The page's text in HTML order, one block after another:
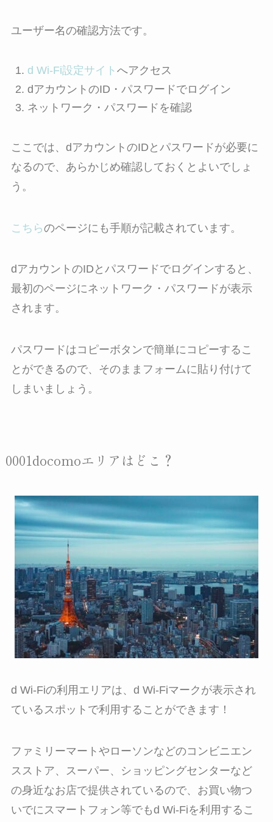
ユーザー名の確認方法です。
d Wi-Fi設定サイト へアクセス
dアカウントのID・パスワードでログイン
ネットワーク・パスワードを確認
ここでは、dアカウントのIDとパスワードが必要に
なるので、あらかじめ確認しておくとよいでしょ
う。
こちらのページにも手順が記載されています。
dアカウントのIDとパスワードでログインすると、
最初のページにネットワーク・パスワードが表示
されます。
パスワードはコピーボタンで簡単にコピーするこ
とができるので、そのままフォームに貼り付けて
しまいましょう。
0001docomoエリアはどこ？
d Wi-Fiの利用エリアは、d Wi-Fiマークが表示され
ているスポットで利用することができます！
ファミリーマートやローソンなどのコンビニエン
スストア、スーパー、ショッピングセンターなど
の身近なお店で提供されているので、お買い物つ
いでにスマートフォン等でもd Wi-Fiを利用するこ